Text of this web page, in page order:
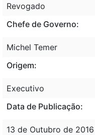
Revogado
Chefe de Governo:
Michel Temer
Origem:
Executivo
Data de Publicação:
13 de Outubro de 2016